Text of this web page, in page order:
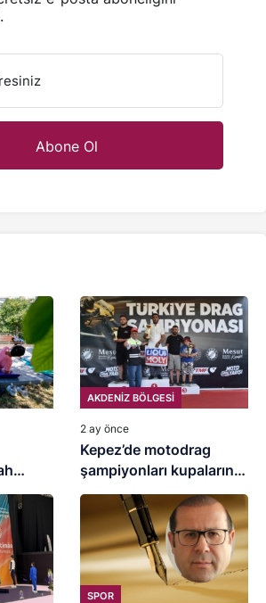
AKDENİZ BÖLGESİ
2 ay önce
Kepez’de motodrag
şampiyonları kupalarını
aldı
SPOR